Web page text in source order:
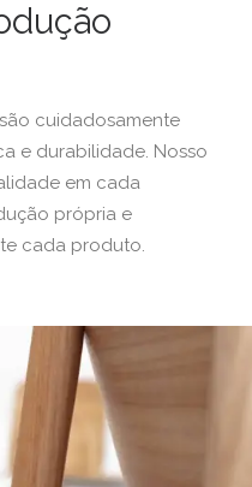
cuidadosamente
e durabilidade. Nosso
em cada
própria e
cada produto.